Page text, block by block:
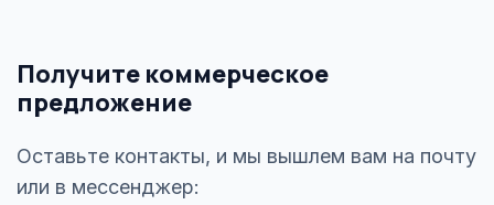
Получите коммерческое
предложение
Оставьте контакты, и мы вышлем вам на почту
или в мессенджер: